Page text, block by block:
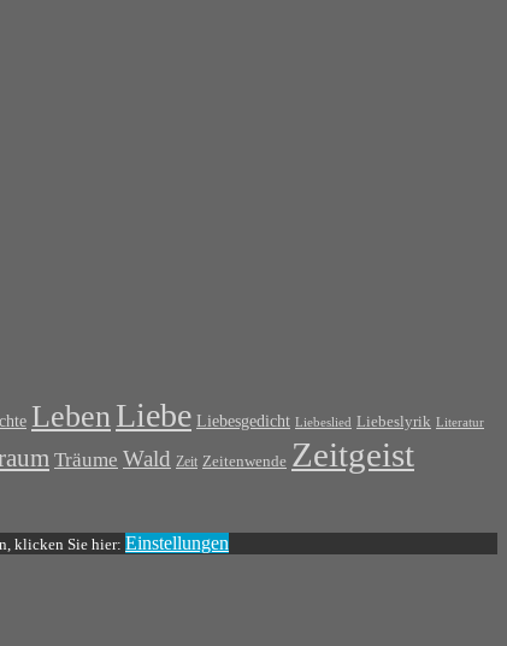
LebenLiebe Liebesgedicht Liebeslied Liebeslyrik Literatur
Träume Wald Zeit Zeitenwende Zeitgeist
klicken Sie hier: Einstellungen